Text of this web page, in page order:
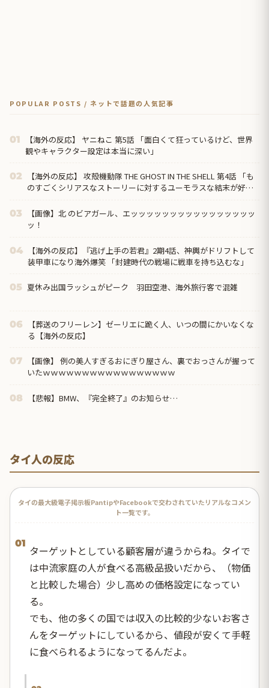
POPULAR POSTS / ネットで話題の人気記事
01
【海外の反応】 ヤニねこ 第5話 「面白くて狂っているけど、世界
観やキャラクター設定は本当に深い」
02
【海外の反応】 攻殻機動隊 THE GHOST IN THE SHELL 第4話 「も
のすごくシリアスなストーリーに対するユーモラスな結末が好
03
【画像】北 のビアガール、エッッッッッッッッッッッッッッッッ
ッ！
04
【海外の反応】『逃げ上手の若君』2期4話、神輿がドリフトして
装甲車になり海外爆笑 「封建時代の戦場に戦車を持ち込むな」
05 夏休み出国ラッシュがピーク 羽田空港、海外旅行客で混雑
06
【葬送のフリーレン】ゼーリエに跪く人、いつの間にかいなくな
る【海外の反応】
07
【画像】 例の美人すぎるおにぎり屋さん、裏でおっさんが握って
いたｗｗｗｗｗｗｗｗｗｗｗｗｗｗｗｗｗ
08 【悲報】BMW、『完全終了』のお知らせ…
タイ人の反応
タイの最大級電子掲示板PantipやFacebookで交わされていたリアルなコメン
ト一覧です。
01
ターゲットとしている顧客層が違うからね。タイで
は中流家庭の人が食べる高級品扱いだから、（物価
と比較した場合）少し高めの価格設定になってい
る。
でも、他の多くの国では収入の比較的少ないお客さ
んをターゲットにしているから、値段が安くて手軽
に食べられるようになってるんだよ。